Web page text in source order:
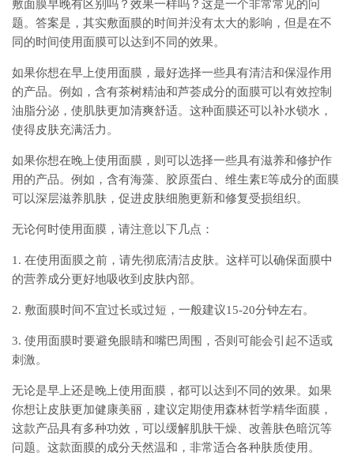
敷面膜早晚有区别吗？效果一样吗？这是一个非常常见的问
题。答案是，其实敷面膜的时间并没有太大的影响，但是在不
同的时间使用面膜可以达到不同的效果。
如果你想在早上使用面膜，最好选择一些具有清洁和保湿作用
的产品。例如，含有茶树精油和芦荟成分的面膜可以有效控制
油脂分泌，使肌肤更加清爽舒适。这种面膜还可以补水锁水，
使得皮肤充满活力。
如果你想在晚上使用面膜，则可以选择一些具有滋养和修护作
用的产品。例如，含有海藻、胶原蛋白、维生素E等成分的面膜
可以深层滋养肌肤，促进皮肤细胞更新和修复受损组织。
无论何时使用面膜，请注意以下几点：
1. 在使用面膜之前，请先彻底清洁皮肤。这样可以确保面膜中
的营养成分更好地吸收到皮肤内部。
2. 敷面膜时间不宜过长或过短，一般建议15-20分钟左右。
3. 使用面膜时要避免眼睛和嘴巴周围，否则可能会引起不适或
刺激。
无论是早上还是晚上使用面膜，都可以达到不同的效果。如果
你想让皮肤更加健康美丽，建议定期使用森林哲学精华面膜，
这款产品具有多种功效，可以缓解肌肤干燥、改善肤色暗沉等
问题。这款面膜的成分天然温和，非常适合各种肤质使用。